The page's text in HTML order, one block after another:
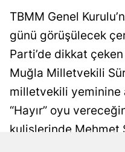
TBMM Genel
günü görüşülecek
Parti’de dikkat
Muğla Milletvekili
milletvekili yeminine
“Hayır” oyu
kulislerinde Mehmet